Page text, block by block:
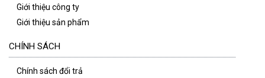
Giới thiệu công ty
Giới thiệu sản phẩm
CHÍNH SÁCH
Chính sách đổi trả